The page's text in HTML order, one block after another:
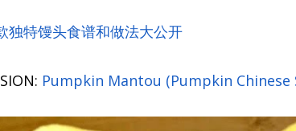
独特馒头食谱和做法大公开
Pumpkin Mantou (Pumpkin Chinese